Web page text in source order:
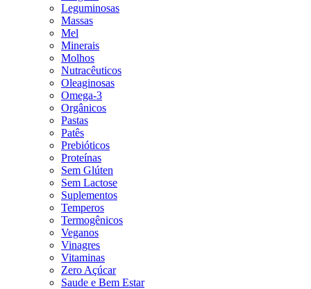
Leguminosas
Massas
Mel
Minerais
Molhos
Nutracêuticos
Oleaginosas
Omega-3
Orgânicos
Pastas
Patês
Prebióticos
Proteínas
Sem Glúten
Sem Lactose
Suplementos
Temperos
Termogênicos
Veganos
Vinagres
Vitaminas
Zero Açúcar
Saude e Bem Estar